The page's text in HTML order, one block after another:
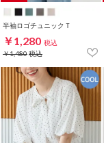
半袖ロゴチュニックＴ
￥1,280 税込
￥1,480税込